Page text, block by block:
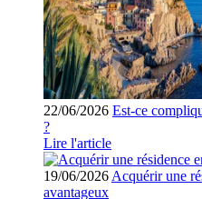
22/06/2026 Est-ce
?
Lire l'article
19/06/2026 Acquérir une
avantageux